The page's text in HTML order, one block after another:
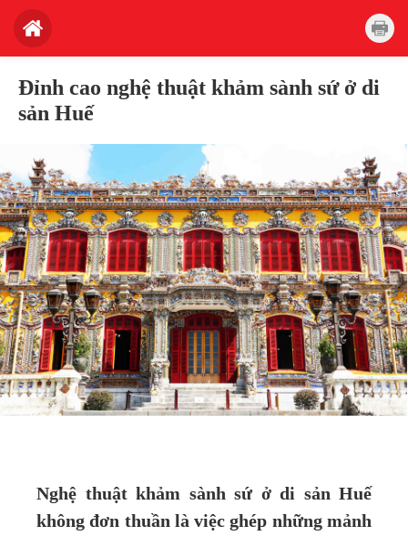
Đỉnh cao nghệ thuật khảm sành sứ ở di
sản Huế
Nghệ thuật khảm sành sứ ở di sản Huế
không đơn thuần là việc ghép những mảnh